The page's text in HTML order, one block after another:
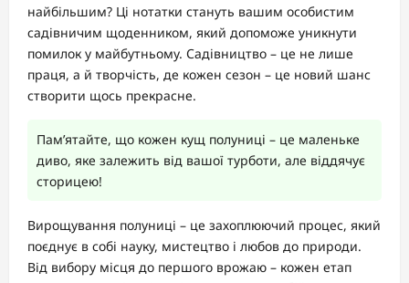
найбільшим? Ці нотатки стануть вашим особистим
садівничим щоденником, який допоможе уникнути
помилок у майбутньому. Садівництво – це не лише
праця, а й творчість, де кожен сезон – це новий шанс
створити щось прекрасне.
Пам’ятайте, що кожен кущ полуниці – це маленьке
диво, яке залежить від вашої турботи, але віддячує
сторицею!
Вирощування полуниці – це захоплюючий процес, який
поєднує в собі науку, мистецтво і любов до природи.
Від вибору місця до першого врожаю – кожен етап